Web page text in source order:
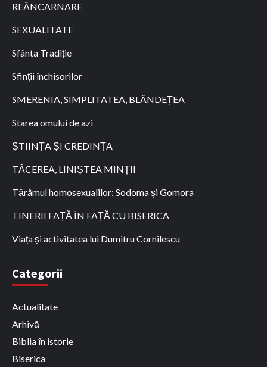
REÂNCARNARE
SEXUALITATE
Sfânta Tradiție
Sfinții închisorilor
SMERENIA, SIMPLITATEA, BLÂNDEȚEA
Starea omului de azi
ȘTIINȚA ȘI CREDINȚA
TĂCEREA, LINIȘTEA MINȚII
Tărâmul homosexualilor: Sodoma şi Gomora
TINERII FAȚĂ ÎN FAȚĂ CU BISERICA
Viața și activitatea lui Dumitru Cornilescu
Categorii
Actualitate
Arhivă
Biblia în istorie
Biserica